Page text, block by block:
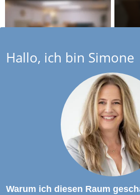
Hallo, ich bin Simone
Warum ich diesen Raum